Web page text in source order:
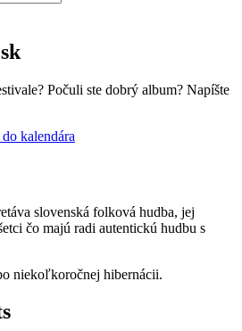
Počuli ste dobrý album? Napíšte
kalendára
slovenská folková hudba, jej
čo majú radi autentickú hudbu s
niekoľkoročnej hibernácii.